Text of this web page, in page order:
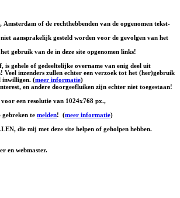
of de rechthebbenden van de opgenomen tekst-
aansprakelijk gesteld worden voor de gevolgen van het
gebruik van de in deze site opgenomen links!
is gehele of gedeeltelijke overname van enig deel uit
inzenders zullen echter een verzoek tot het (her)gebruik
inwilligen. (meer informatie)
en andere doorgeefluiken zijn echter niet toegestaan!
voor een resolutie van 1024x768 px.,
te melden! (meer informatie)
die mij met deze site helpen of geholpen hebben.
en webmaster.